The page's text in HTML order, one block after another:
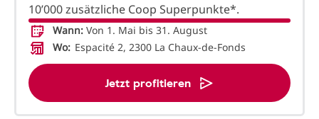
10’000 zusätzliche Coop Superpunkte*.
Wann: Von 1. Mai bis 31. August
Wo: Espacité 2, 2300 La Chaux-de-Fonds
Jetzt profitieren